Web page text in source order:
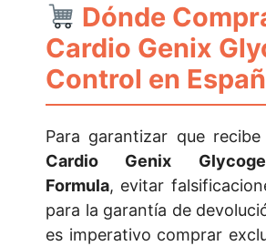
Dónde
Cardio Genix
Control en
Para garantizar que
Cardio Genix
Formula, evitar
para la garantía de
es imperativo comprar